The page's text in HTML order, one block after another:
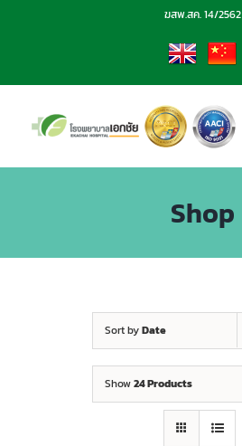
ฆสพ.สค. 14/2562
EN CN
Shop
Sort byDate
Show24 Products